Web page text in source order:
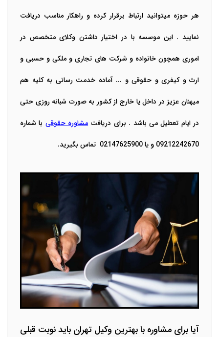
هر حوزه میتوانید ارتباط برقرار کرده و راهکار مناسب دریافت
نمایید . این موسسه با در اختیار داشتن وکلای متخصص در
اموری همچون خانواده و شرکت های تجاری و ملکی و حسبی و
ارث و کیفری و حقوقی و ... آماده خدمت رسانی به کلیه هم
میهنان عزیز در داخل یا خارج از کشور به صورت شبانه روزی حتی
در ایام تعطیل می باشد . برای دریافتمشاوره حقوقی با شماره
09212242670 و یا 02147625900 تماس بگیرید.
آیا برای مشاوره با بهترین وکیل تهران باید نوبت قبلی